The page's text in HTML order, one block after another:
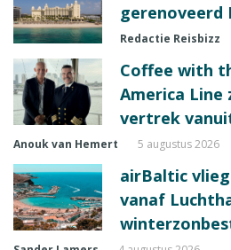
gerenoveerd
Redactie Reisbizz
Coffee with
America Line
vertrek
Anouk van Hemert 5 augustus 2026
airBaltic
vanaf